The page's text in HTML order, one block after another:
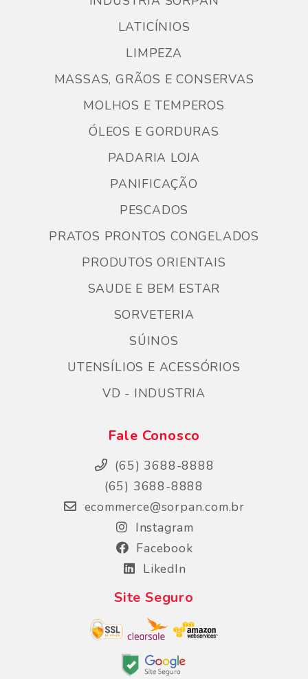
LATICÍNIOS
LIMPEZA
MASSAS, GRÃOS E CONSERVAS
MOLHOS E TEMPEROS
ÓLEOS E GORDURAS
PADARIA LOJA
PANIFICAÇÃO
PESCADOS
PRATOS PRONTOS CONGELADOS
PRODUTOS ORIENTAIS
SAUDE E BEM ESTAR
SORVETERIA
SÚINOS
UTENSÍLIOS E ACESSÓRIOS
VD - INDUSTRIA
Fale Conosco
(65) 3688-8888
(65) 3688-8888
ecommerce@sorpan.com.br
Instagram
Facebook
LikedIn
Site Seguro